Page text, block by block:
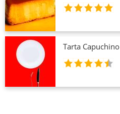
Tarta Capuchino